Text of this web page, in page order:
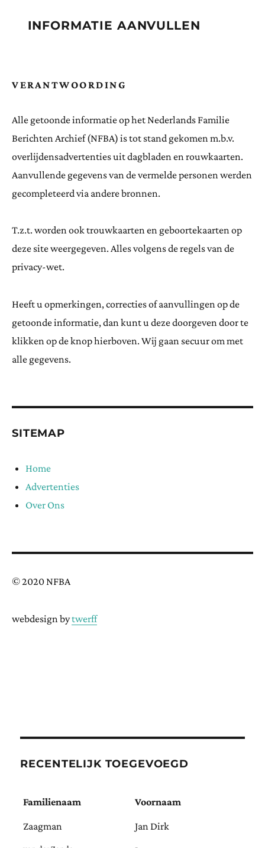
INFORMATIE AANVULLEN
VERANTWOORDING
Alle getoonde informatie op het Nederlands Familie
Berichten Archief (NFBA) is tot stand gekomen m.b.v.
overlijdensadvertenties uit dagbladen en rouwkaarten.
Aanvullende gegevens van de vermelde personen werden
gecompleteerd via andere bronnen.
T.z.t. worden ook trouwkaarten en geboortekaarten op
deze site weergegeven. Alles volgens de regels van de
privacy-wet.
Heeft u opmerkingen, correcties of aanvullingen op de
getoonde informatie, dan kunt u deze doorgeven door te
klikken op de knop hierboven. Wij gaan secuur om met
alle gegevens.
SITEMAP
Home
Advertenties
Over Ons
© 2020 NFBA
webdesign bytwerff
RECENTELIJK TOEGEVOEGD
Familienaam Voornaam
Zaagman Jan Dirk